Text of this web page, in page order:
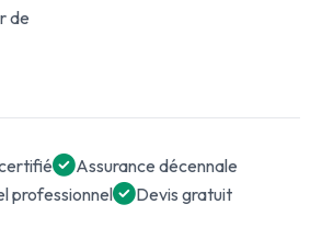
de
Assurance décennale
professionnel
Devis gratuit